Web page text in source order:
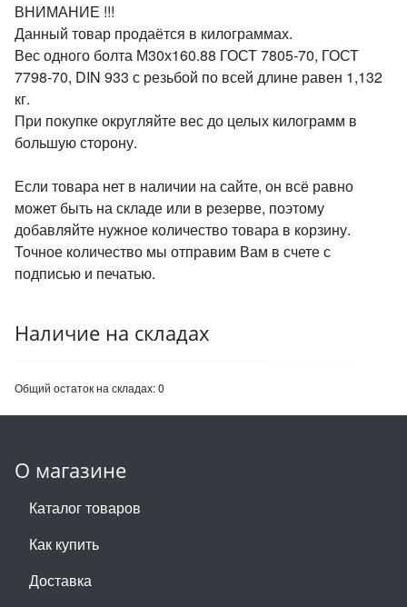
ВНИМАНИЕ !!!
Данный товар продаётся в килограммах.
Вес одного болта М30х160.88 ГОСТ 7805-70, ГОСТ
7798-70, DIN 933 с резьбой по всей длине равен 1,132
кг.
При покупке округляйте вес до целых килограмм в
большую сторону.
Если товара нет в наличии на сайте, он всё равно
может быть на складе или в резерве, поэтому
добавляйте нужное количество товара в корзину.
Точное количество мы отправим Вам в счете с
подписью и печатью.
Наличие на складах
Общий остаток на складах:0
О магазине
Каталог товаров
Как купить
Доставка